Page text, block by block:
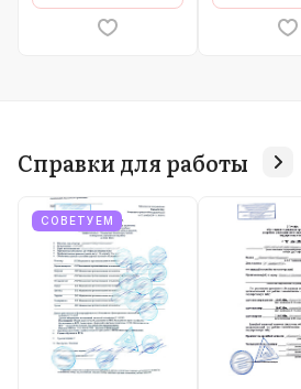
Справки для работы
СОВЕТУЕМ